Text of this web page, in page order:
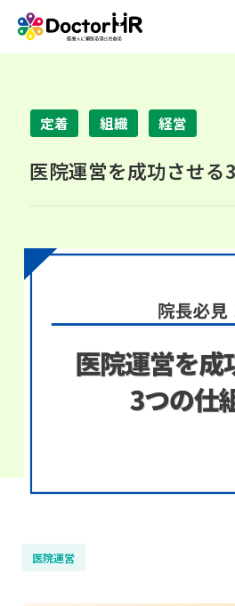
定着 組織 経営
医院運営を成功させる
医院運営